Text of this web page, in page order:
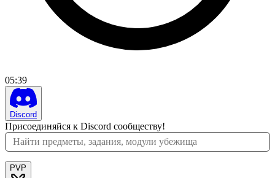
05:39
Discord
Присоединяйся к Discord сообществу!
PVP